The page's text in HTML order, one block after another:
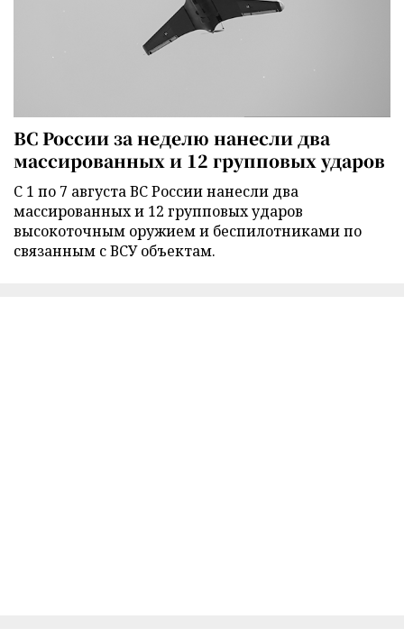
ВС России за неделю нанесли два
массированных и 12 групповых ударов
С 1 по 7 августа ВС России нанесли два
массированных и 12 групповых ударов
высокоточным оружием и беспилотниками по
связанным с ВСУ объектам.